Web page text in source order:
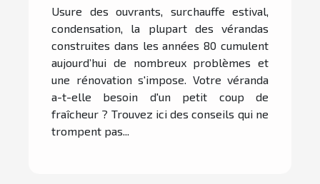
Usure des ouvrants, surchauffe estival,
condensation, la plupart des vérandas
construites dans les années 80 cumulent
aujourd’hui de nombreux problèmes et
une rénovation s'impose. Votre véranda
a-t-elle besoin d'un petit coup de
fraîcheur ? Trouvez ici des conseils qui ne
trompent pas...